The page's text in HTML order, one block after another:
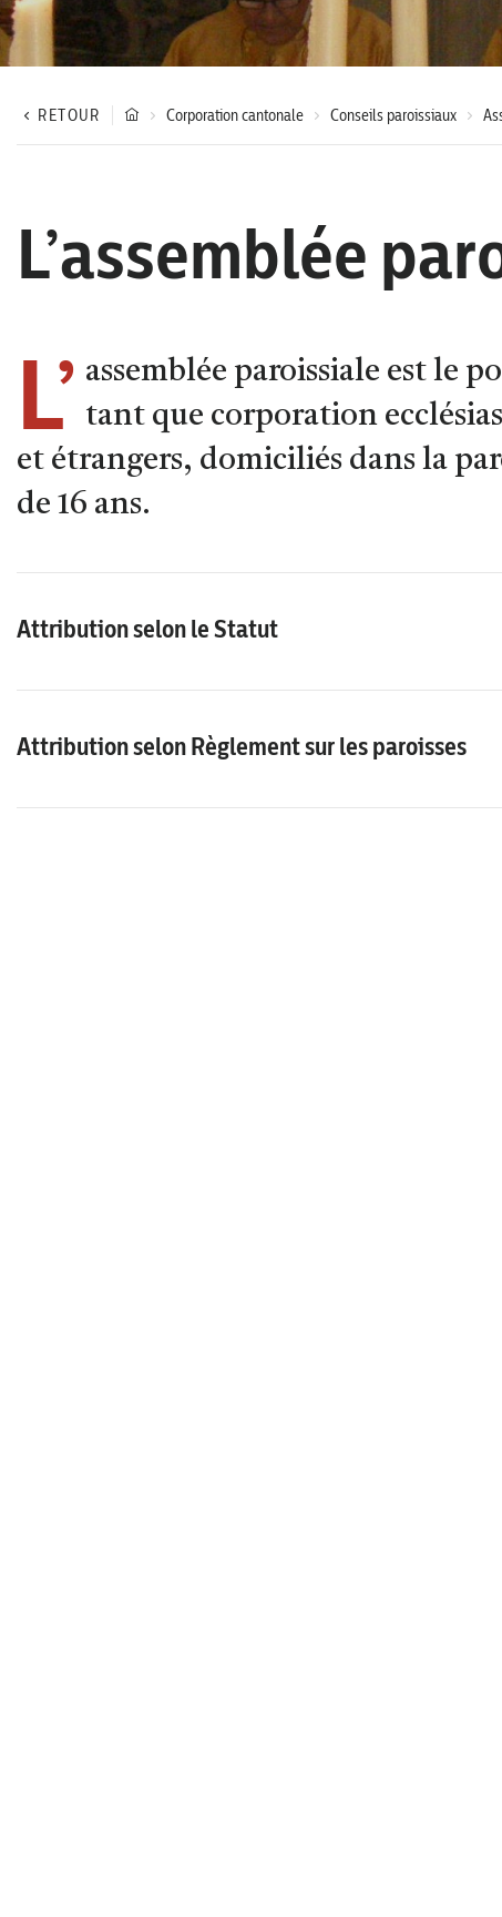
RETOUR Corporation cantonale Conseils paroissiaux
L’assemblée
L’ assemblée paroissiale est le
tant que corporation
et étrangers, domiciliés dans la
de 16 ans.
Attribution selon le Statut
Attribution selon Règlement sur les paroisses